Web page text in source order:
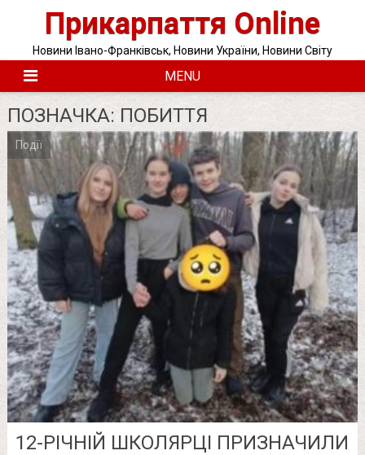
Прикарпаття Online
Новини Івано-Франківськ, Новини України, Новини Світу
MENU
ПОЗНАЧКА: ПОБИТТЯ
Події
12-РІЧНІЙ ШКОЛЯРЦІ ПРИЗНАЧИЛИ
Posts
pagination